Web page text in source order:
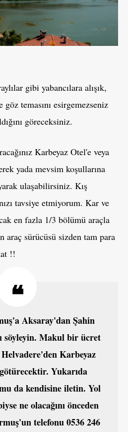
gibi yabancılara alışık,
temasını esirgemezseniz
göreceksiniz.
Karbeyaz Otel'e veya
yada mevsim koşullarına
ulaşabilirsiniz. Kış
tavsiye etmiyorum. Kar ve
en fazla 1/3 bölümü araçla
araç sürücüsü sizden tam para
!!
Aksaray'dan Şahin
söyleyin. Makul bir ücret
Helvadere'den Karbeyaz
Yukarıda
da kendisine iletin. Yol
ne olacağını önceden
telefonu 0536 246